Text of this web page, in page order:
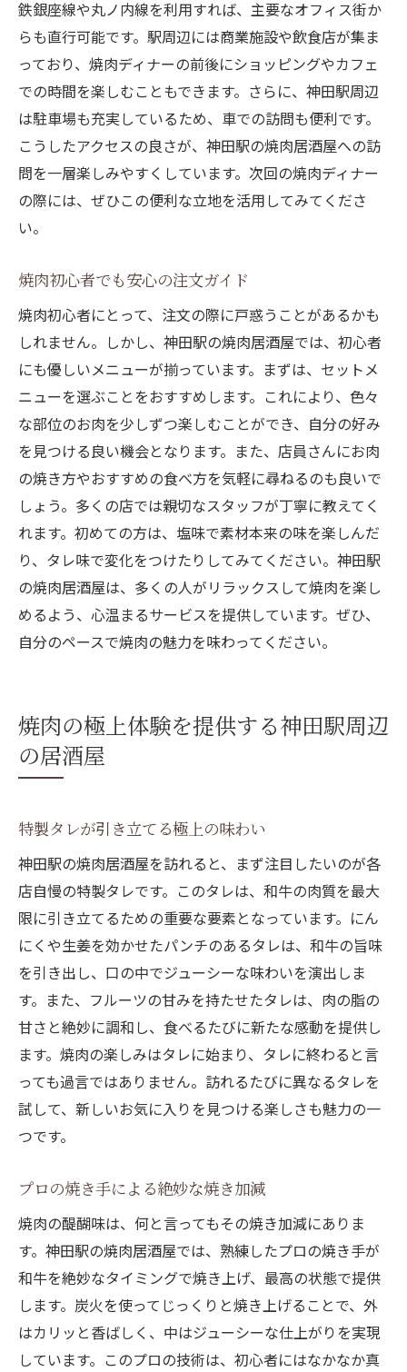
鉄銀座線や丸ノ内線を利用すれば、主要なオフィス街か
らも直行可能です。駅周辺には商業施設や飲食店が集ま
っており、焼肉ディナーの前後にショッピングやカフェ
での時間を楽しむこともできます。さらに、神田駅周辺
は駐車場も充実しているため、車での訪問も便利です。
こうしたアクセスの良さが、神田駅の焼肉居酒屋への訪
問を一層楽しみやすくしています。次回の焼肉ディナー
の際には、ぜひこの便利な立地を活用してみてくださ
い。
焼肉初心者でも安心の注文ガイド
焼肉初心者にとって、注文の際に戸惑うことがあるかも
しれません。しかし、神田駅の焼肉居酒屋では、初心者
にも優しいメニューが揃っています。まずは、セットメ
ニューを選ぶことをおすすめします。これにより、色々
な部位のお肉を少しずつ楽しむことができ、自分の好み
を見つける良い機会となります。また、店員さんにお肉
の焼き方やおすすめの食べ方を気軽に尋ねるのも良いで
しょう。多くの店では親切なスタッフが丁寧に教えてく
れます。初めての方は、塩味で素材本来の味を楽しんだ
り、タレ味で変化をつけたりしてみてください。神田駅
の焼肉居酒屋は、多くの人がリラックスして焼肉を楽し
めるよう、心温まるサービスを提供しています。ぜひ、
自分のペースで焼肉の魅力を味わってください。
焼肉の極上体験を提供する神田駅周辺
の居酒屋
特製タレが引き立てる極上の味わい
神田駅の焼肉居酒屋を訪れると、まず注目したいのが各
店自慢の特製タレです。このタレは、和牛の肉質を最大
限に引き立てるための重要な要素となっています。にん
にくや生姜を効かせたパンチのあるタレは、和牛の旨味
を引き出し、口の中でジューシーな味わいを演出しま
す。また、フルーツの甘みを持たせたタレは、肉の脂の
甘さと絶妙に調和し、食べるたびに新たな感動を提供し
ます。焼肉の楽しみはタレに始まり、タレに終わると言
っても過言ではありません。訪れるたびに異なるタレを
試して、新しいお気に入りを見つける楽しさも魅力の一
つです。
プロの焼き手による絶妙な焼き加減
焼肉の醍醐味は、何と言ってもその焼き加減にありま
す。神田駅の焼肉居酒屋では、熟練したプロの焼き手が
和牛を絶妙なタイミングで焼き上げ、最高の状態で提供
します。炭火を使ってじっくりと焼き上げることで、外
はカリッと香ばしく、中はジューシーな仕上がりを実現
しています。このプロの技術は、初心者にはなかなか真